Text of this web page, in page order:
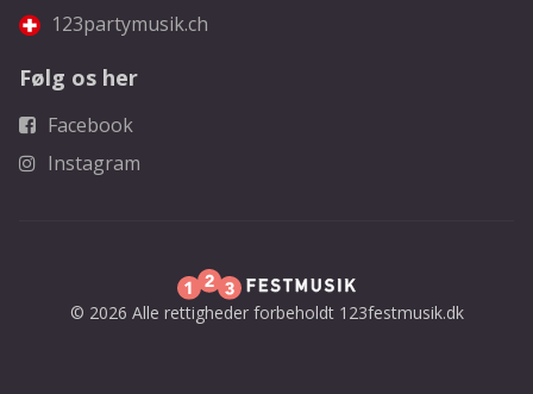
123partymusik.ch
Følg os her
Facebook
Instagram
© 2026 Alle rettigheder forbeholdt 123festmusik.dk